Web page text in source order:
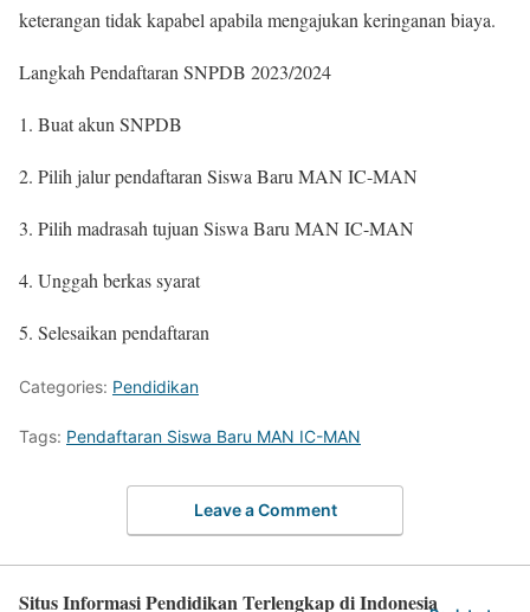
keterangan tidak kapabel apabila mengajukan keringanan biaya.
Langkah Pendaftaran SNPDB 2023/2024
1. Buat akun SNPDB
2. Pilih jalur pendaftaran Siswa Baru MAN IC-MAN
3. Pilih madrasah tujuan Siswa Baru MAN IC-MAN
4. Unggah berkas syarat
5. Selesaikan pendaftaran
Categories: Pendidikan
Tags: Pendaftaran Siswa Baru MAN IC-MAN
Leave a Comment
Situs Informasi Pendidikan Terlengkap di Indonesia